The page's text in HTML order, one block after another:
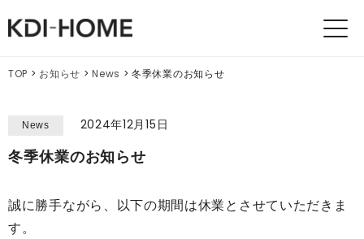
KDI
TOP > お知らせ > News > 冬季休業のお知らせ
News
2024年12月15日
冬季休業のお知らせ
誠に勝手ながら、以下の期間は休業とさせていただきま
す。